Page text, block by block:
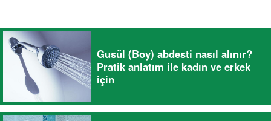
Gusül (Boy) abdesti nasıl alınır?
Pratik anlatım ile kadın ve erkek
için